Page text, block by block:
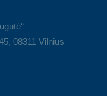
08311 Vilnius